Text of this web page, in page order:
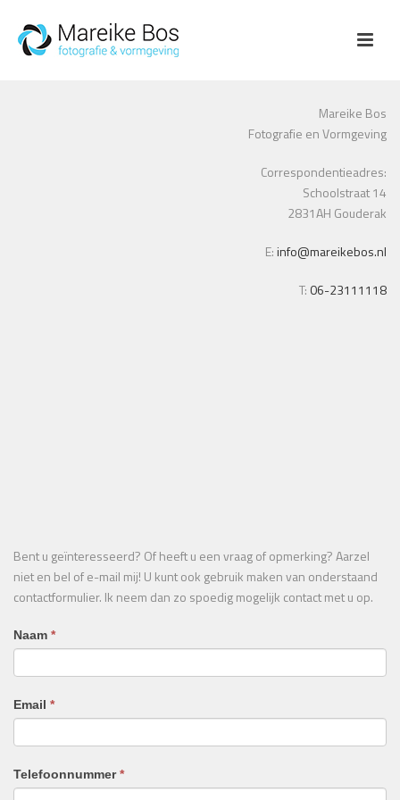
Mareike Bos
Fotografie en Vormgeving
Correspondentieadres:
Schoolstraat 14
2831AH Gouderak
E:info@mareikebos.nl
T: 06-23111118
Bent u geïnteresseerd? Of heeft u een vraag of opmerking? Aarzel
niet en bel of e-mail mij! U kunt ook gebruik maken van onderstaand
contactformulier. Ik neem dan zo spoedig mogelijk contact met u op.
Naam *
Email *
Telefoonnummer*